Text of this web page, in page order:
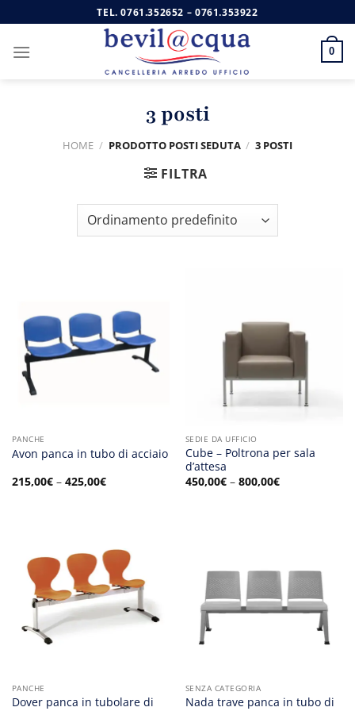
ai
contenuti
TEL.0761.352652 – 0761.353922
0
3 posti
HOME / PRODOTTO POSTI SEDUTA / 3 POSTI
FILTRA
PANCHE
Avon panca in tubo di acciaio
215,00€– 425,00€
SEDIE DA UFFICIO
Cube – Poltrona per sala
d’attesa
450,00€– 800,00€
PANCHE
Dover panca in tubolare di
SENZA CATEGORIA
Nada trave panca in tubo di